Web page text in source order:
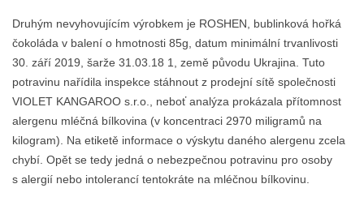
Druhým nevyhovujícím výrobkem je ROSHEN, bublinková hořká
čokoláda v balení o hmotnosti 85g, datum minimální trvanlivosti
30. září 2019, šarže 31.03.18 1, země původu Ukrajina. Tuto
potravinu nařídila inspekce stáhnout z prodejní sítě společnosti
VIOLET KANGAROO s.r.o., neboť analýza prokázala přítomnost
alergenu mléčná bílkovina (v koncentraci 2970 miligramů na
kilogram). Na etiketě informace o výskytu daného alergenu zcela
chybí. Opět se tedy jedná o nebezpečnou potravinu pro osoby
s alergií nebo intolerancí tentokráte na mléčnou bílkovinu.